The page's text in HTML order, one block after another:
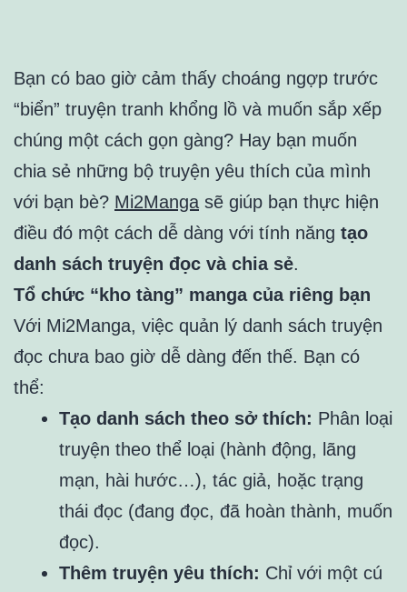
Bạn có bao giờ cảm thấy choáng ngợp trước
“biển” truyện tranh khổng lồ và muốn sắp xếp
chúng một cách gọn gàng? Hay bạn muốn
chia sẻ những bộ truyện yêu thích của mình
với bạn bè? Mi2Manga sẽ giúp bạn thực hiện
điều đó một cách dễ dàng với tính năng tạo
danh sách truyện đọc và chia sẻ.
Tổ chức “kho tàng” manga của riêng bạn
Với Mi2Manga, việc quản lý danh sách truyện
đọc chưa bao giờ dễ dàng đến thế. Bạn có
thể:
Tạo danh sách theo sở thích: Phân loại
truyện theo thể loại (hành động, lãng
mạn, hài hước…), tác giả, hoặc trạng
thái đọc (đang đọc, đã hoàn thành, muốn
đọc).
Thêm truyện yêu thích: Chỉ với một cú